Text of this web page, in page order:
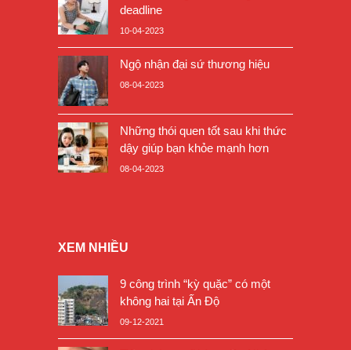
deadline
10-04-2023
Ngộ nhận đại sứ thương hiệu
08-04-2023
Những thói quen tốt sau khi thức
dậy giúp bạn khỏe mạnh hơn
08-04-2023
XEM NHIỀU
9 công trình “kỳ quặc” có một
không hai tại Ấn Độ
09-12-2021